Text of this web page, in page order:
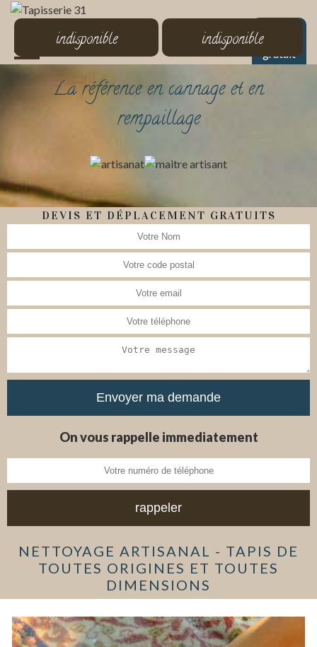
Devis
gratuit
indisponible indisponible
La référence en cannage et en
rempaillage
DEVIS ET DÉPLACEMENT GRATUITS
On vous rappelle immediatement
NETTOYAGE ARTISANAL - TAPIS DE
TOUTES ORIGINES ET TOUTES
DIMENSIONS